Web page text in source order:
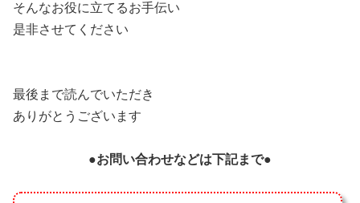
そんなお役に立てるお手伝い
是非させてください
最後まで読んでいただき
ありがとうございます
●お問い合わせなどは下記まで●